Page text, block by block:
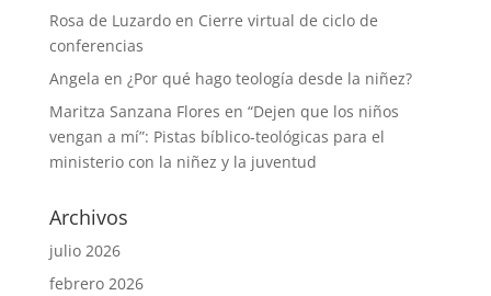
Rosa de Luzardoen Cierre virtual de ciclo de
conferencias
Angela en ¿Por qué hago teología desde la niñez?
Maritza Sanzana Flores en “Dejen que los niños
vengan a mí”: Pistas bíblico-teológicas para el
ministerio con la niñez y la juventud
Archivos
julio 2026
febrero 2026